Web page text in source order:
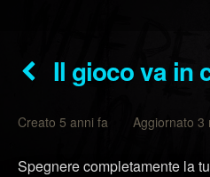
Il gioco va in
Creato 5 anni fa Aggiornato 3
Spegnere completamente la